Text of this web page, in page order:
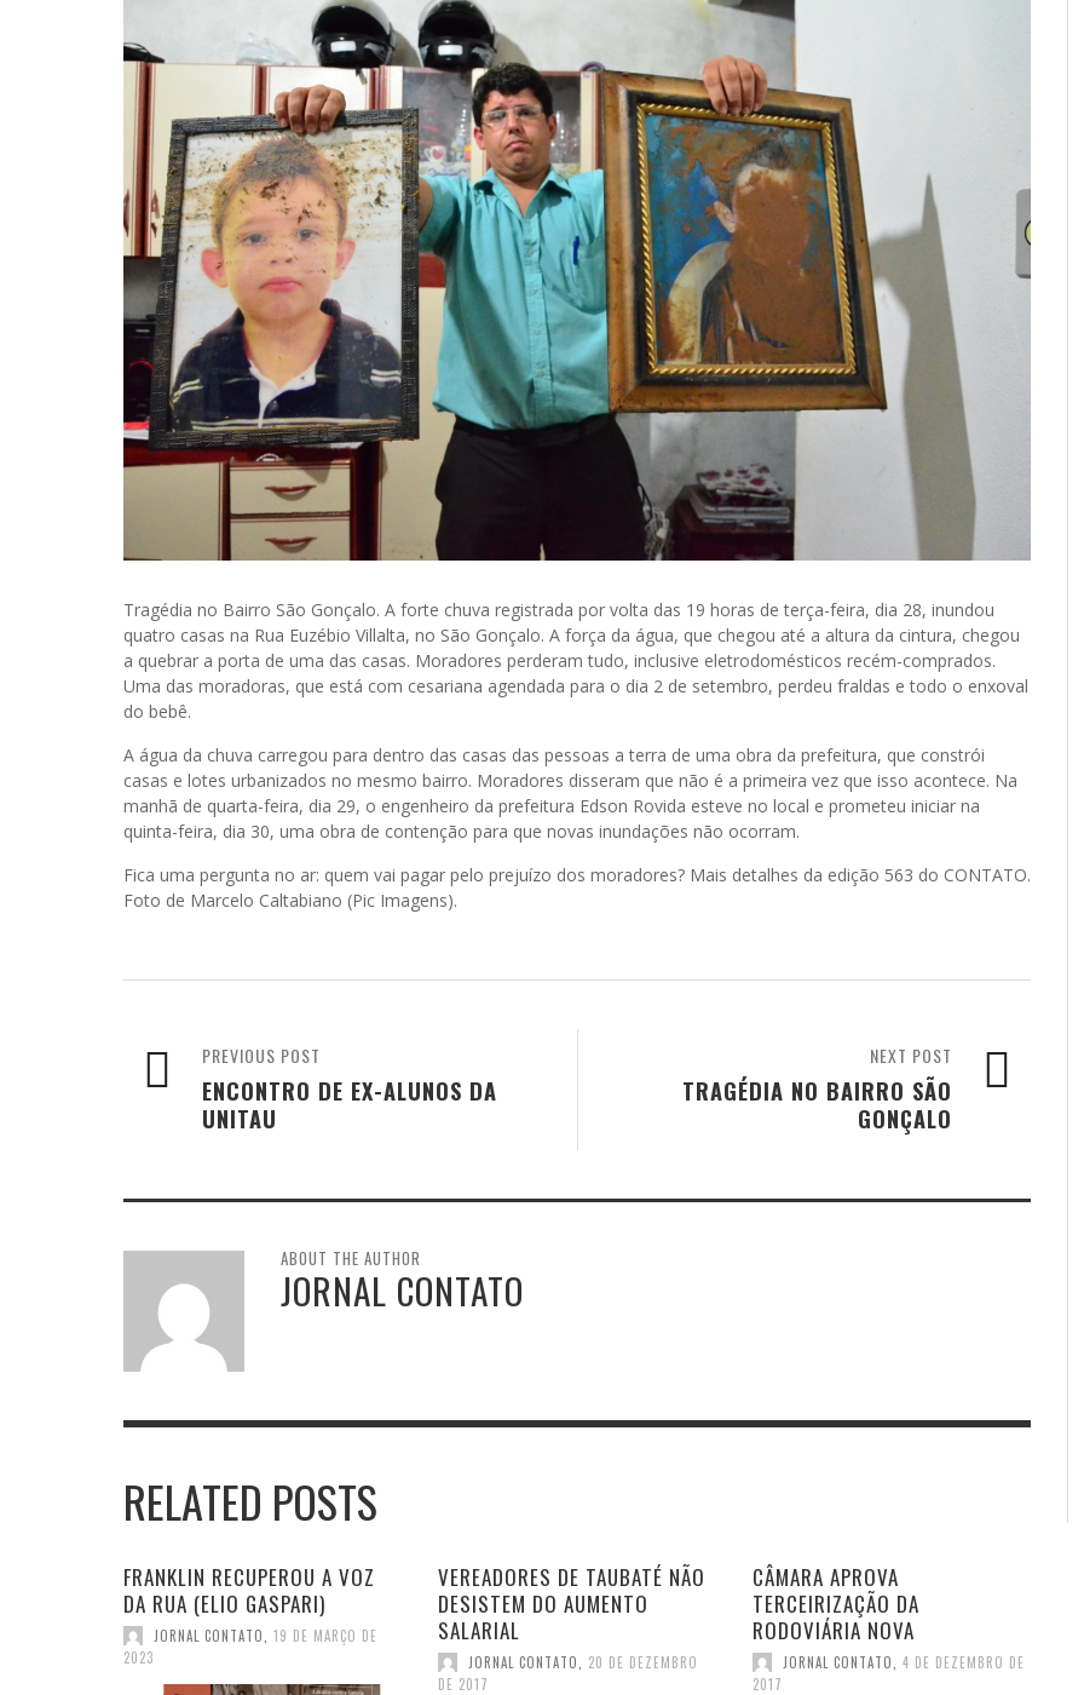
Tragédia no Bairro São Gonçalo. A forte chuva registrada por volta das 19 horas de terça-feira, dia 28, inundou
quatro casas na Rua Euzébio Villalta, no São Gonçalo. A força da água, que chegou até a altura da cintura, chegou
a quebrar a porta de uma das casas. Moradores perderam tudo, inclusive eletrodomésticos recém-comprados.
Uma das moradoras, que está com cesariana agendada para o dia 2 de setembro, perdeu fraldas e todo o enxoval
do bebê.
A água da chuva carregou para dentro das casas das pessoas a terra de uma obra da prefeitura, que constrói
casas e lotes urbanizados no mesmo bairro. Moradores disseram que não é a primeira vez que isso acontece. Na
manhã de quarta-feira, dia 29, o engenheiro da prefeitura Edson Rovida esteve no local e prometeu iniciar na
quinta-feira, dia 30, uma obra de contenção para que novas inundações não ocorram.
Fica uma pergunta no ar: quem vai pagar pelo prejuízo dos moradores? Mais detalhes da edição 563 do CONTATO.
Foto de Marcelo Caltabiano (Pic Imagens).
NEXT POST
TRAGÉDIA NO BAIRRO SÃO
GONÇALO
PREVIOUS POST
ENCONTRO DE EX-ALUNOS DA
UNITAU
ABOUT THE AUTHOR
JORNAL CONTATO
RELATED POSTS
FRANKLIN RECUPEROU A VOZ
DA RUA (ELIO GASPARI)
JORNAL CONTATO
19 DE MARÇO DE
2023
VEREADORES DE TAUBATÉ NÃO
DESISTEM DO AUMENTO
SALARIAL
JORNAL CONTATO
20 DE DEZEMBRO
DE 2017
CÂMARA APROVA
TERCEIRIZAÇÃO DA
RODOVIÁRIA NOVA
JORNAL CONTATO
4 DE DEZEMBRO DE
2017